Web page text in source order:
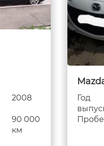
2008
90 000
км
Год